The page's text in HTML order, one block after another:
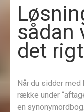
sådan
det
Når du sidder med
række under
en